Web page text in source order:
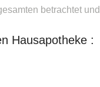
betrachtet
Hausapotheke :